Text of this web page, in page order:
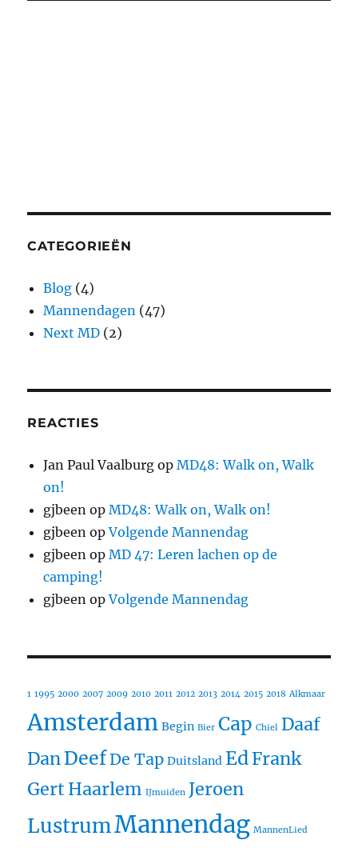
CATEGORIEËN
Blog (4)
Mannendagen (47)
Next MD (2)
REACTIES
Jan Paul Vaalburg opMD48: Walk on, Walk
on!
gjbeen opMD48: Walk on, Walk on!
gjbeen opVolgende Mannendag
gjbeen opMD 47: Leren lachen op de
camping!
gjbeen opVolgende Mannendag
1 1995 2000 2007 2009 2010 2011 2012 2013 2014 2015 2018 Alkmaar
Amsterdam Begin Bier Cap Chiel Daaf
DanDeefDe Tap Duitsland EdFrank
GertHaarlem IJmuiden Jeroen
LustrumMannendag MannenLied